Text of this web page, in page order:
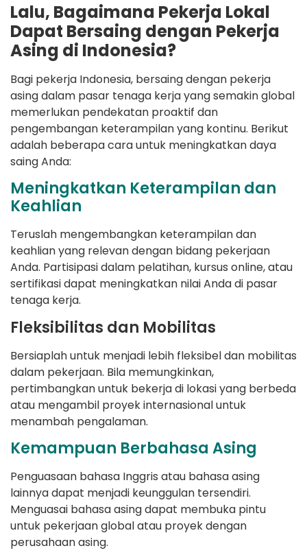
Lalu, Bagaimana Pekerja Lokal
Dapat Bersaing dengan Pekerja
Asing di Indonesia?
Bagi pekerja Indonesia, bersaing dengan pekerja
asing dalam pasar tenaga kerja yang semakin global
memerlukan pendekatan proaktif dan
pengembangan keterampilan yang kontinu. Berikut
adalah beberapa cara untuk meningkatkan daya
saing Anda:
Meningkatkan Keterampilan dan
Keahlian
Teruslah mengembangkan keterampilan dan
keahlian yang relevan dengan bidang pekerjaan
Anda. Partisipasi dalam pelatihan, kursus online, atau
sertifikasi dapat meningkatkan nilai Anda di pasar
tenaga kerja.
Fleksibilitas dan Mobilitas
Bersiaplah untuk menjadi lebih fleksibel dan mobilitas
dalam pekerjaan. Bila memungkinkan,
pertimbangkan untuk bekerja di lokasi yang berbeda
atau mengambil proyek internasional untuk
menambah pengalaman.
Kemampuan Berbahasa Asing
Penguasaan bahasa Inggris atau bahasa asing
lainnya dapat menjadi keunggulan tersendiri.
Menguasai bahasa asing dapat membuka pintu
untuk pekerjaan global atau proyek dengan
perusahaan asing.